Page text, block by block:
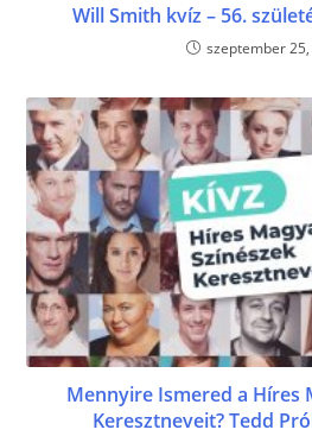
Will Smith kvíz – 56.
szeptember
Mennyire Ismered a Híres
Keresztneveit? Tedd